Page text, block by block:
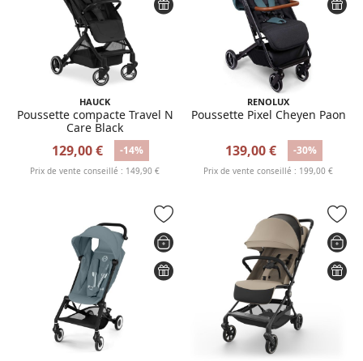
HAUCK
Poussette compacte Travel N
Care Black
129,00 € -14%
Prix de vente conseillé : 149,90 €
RENOLUX
Poussette Pixel Cheyen Paon
139,00 € -30%
Prix de vente conseillé : 199,00 €